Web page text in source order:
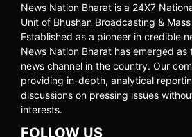
News Nation Bharat is a 24X7
Unit of Bhushan Broadcasting &
Established as a pioneer in credible
News Nation Bharat has emerged
news channel in the country. Our
providing in-depth, analytical
discussions on pressing issues
interests.
FOLLOW US